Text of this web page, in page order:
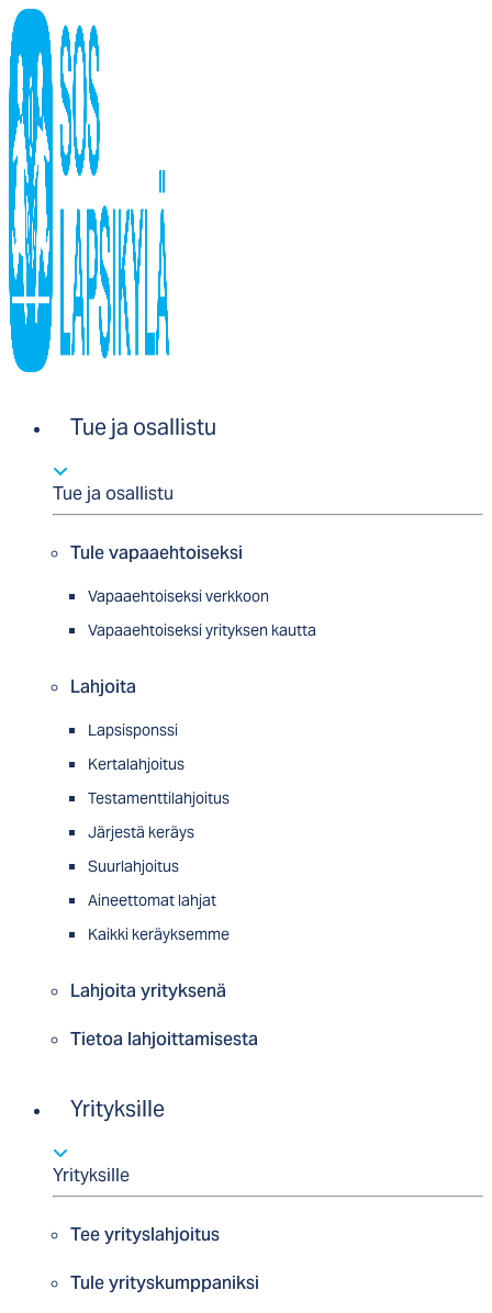
Tue ja osallistu
Tue ja osallistu
Tule vapaaehtoiseksi
Vapaaehtoiseksi verkkoon
Vapaaehtoiseksi yrityksen kautta
Lahjoita
Lapsisponssi
Kertalahjoitus
Testamenttilahjoitus
Järjestä keräys
Suurlahjoitus
Aineettomat lahjat
Kaikki keräyksemme
Lahjoita yrityksenä
Tietoa lahjoittamisesta
Yrityksille
Yrityksille
Tee yrityslahjoitus
Tule yrityskumppaniksi